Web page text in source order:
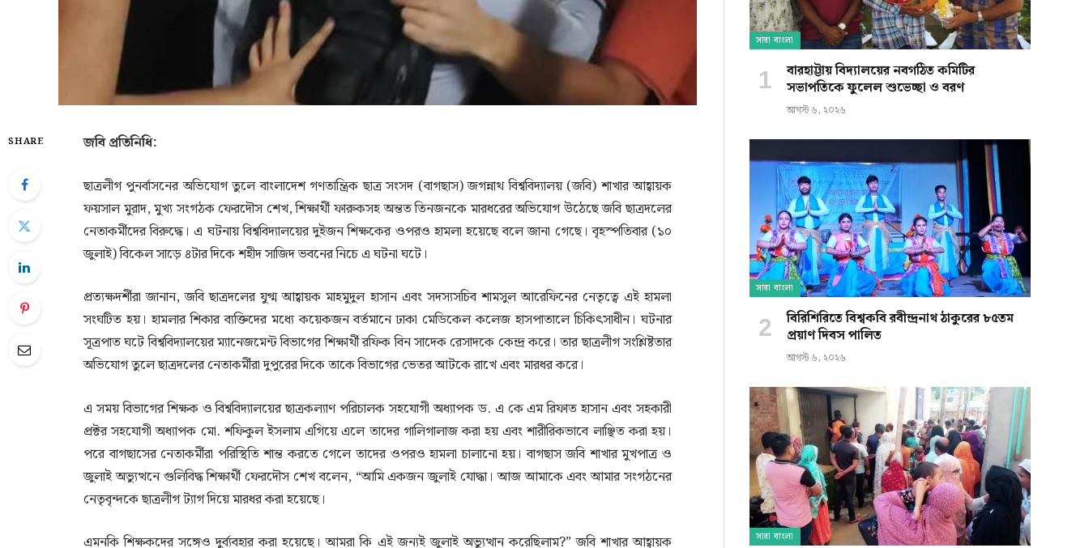
SHARE জবি প্রতিনিধি:
ছাত্রলীগ পুনর্বাসনের অভিযোগ তুলে বাংলাদেশ গণতান্ত্রিক ছাত্র সংসদ (বাগছাস) জগন্নাথ বিশ্ববিদ্যালয় (জবি) শাখার আহ্বায়ক
ফয়সাল মুরাদ, মুখ্য সংগঠক ফেরদৌস শেখ, শিক্ষার্থী ফারুকসহ অন্তত তিনজনকে মারধরের অভিযোগ উঠেছে জবি ছাত্রদলের
নেতাকর্মীদের বিরুদ্ধে। এ ঘটনায় বিশ্ববিদ্যালয়ের দুইজন শিক্ষকের ওপরও হামলা হয়েছে বলে জানা গেছে। বৃহস্পতিবার (১০
জুলাই) বিকেল সাড়ে ৪টার দিকে শহীদ সাজিদ ভবনের নিচে এ ঘটনা ঘটে।
প্রত্যক্ষদর্শীরা জানান, জবি ছাত্রদলের যুগ্ম আহ্বায়ক মাহমুদুল হাসান এবং সদস্যসচিব শামসুল আরেফিনের নেতৃত্বে এই হামলা
সংঘটিত হয়। হামলার শিকার ব্যক্তিদের মধ্যে কয়েকজন বর্তমানে ঢাকা মেডিকেল কলেজ হাসপাতালে চিকিৎসাধীন। ঘটনার
সূত্রপাত ঘটে বিশ্ববিদ্যালয়ের ম্যানেজমেন্ট বিভাগের শিক্ষার্থী রফিক বিন সাদেক রেসাদকে কেন্দ্র করে। তার ছাত্রলীগ সংশ্লিষ্টতার
অভিযোগ তুলে ছাত্রদলের নেতাকর্মীরা দুপুরের দিকে তাকে বিভাগের ভেতর আটকে রাখে এবং মারধর করে।
এ সময় বিভাগের শিক্ষক ও বিশ্ববিদ্যালয়ের ছাত্রকল্যাণ পরিচালক সহযোগী অধ্যাপক ড. এ কে এম রিফাত হাসান এবং সহকারী
প্রক্টর সহযোগী অধ্যাপক মো. শফিকুল ইসলাম এগিয়ে এলে তাদের গালিগালাজ করা হয় এবং শারীরিকভাবে লাঞ্ছিত করা হয়।
পরে বাগছাসের নেতাকর্মীরা পরিস্থিতি শান্ত করতে গেলে তাদের ওপরও হামলা চালানো হয়। বাগছাস জবি শাখার মুখপাত্র ও
জুলাই অভ্যুত্থনে গুলিবিদ্ধ শিক্ষার্থী ফেরদৌস শেখ বলেন, “আমি একজন জুলাই যোদ্ধা। আজ আমাকে এবং আমার সংগঠনের
নেতৃবৃন্দকে ছাত্রলীগ ট্যাগ দিয়ে মারধর করা হয়েছে।
এমনকি শিক্ষকদের সঙ্গেও দুর্ব্যবহার করা হয়েছে। আমরা কি এই জন্যই জুলাই অভ্যুত্থান করেছিলাম?” জবি শাখার আহ্বায়ক
সারা বাংলা
বারহাট্টায় বিদ্যালয়ের নবগঠিত কমিটির
সভাপতিকে ফুলেল শুভেচ্ছা ও বরণ
আগস্ট ৬, ২০২৬
সারা বাংলা
বিরিশিরিতে বিশ্বকবি রবীন্দ্রনাথ ঠাকুরের ৮৫তম
প্রয়াণ দিবস পালিত
আগস্ট ৬, ২০২৬
সারা বাংলা